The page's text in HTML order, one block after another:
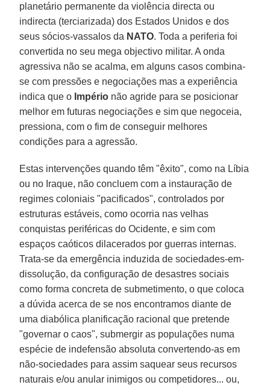
planetário permanente da violência directa ou
indirecta (terciarizada) dos Estados Unidos e dos
seus sócios-vassalos da NATO. Toda a periferia foi
convertida no seu mega objectivo militar. A onda
agressiva não se acalma, em alguns casos combina-
se com pressões e negociações mas a experiência
indica que o Império não agride para se posicionar
melhor em futuras negociações e sim que negoceia,
pressiona, com o fim de conseguir melhores
condições para a agressão.
Estas intervenções quando têm "êxito", como na Líbia
ou no Iraque, não concluem com a instauração de
regimes coloniais "pacificados", controlados por
estruturas estáveis, como ocorria nas velhas
conquistas periféricas do Ocidente, e sim com
espaços caóticos dilacerados por guerras internas.
Trata-se da emergência induzida de sociedades-em-
dissolução, da configuração de desastres sociais
como forma concreta de submetimento, o que coloca
a dúvida acerca de se nos encontramos diante de
uma diabólica planificação racional que pretende
"governar o caos", submergir as populações numa
espécie de indefensão absoluta convertendo-as em
não-sociedades para assim saquear seus recursos
naturais e/ou anular inimigos ou competidores... ou,